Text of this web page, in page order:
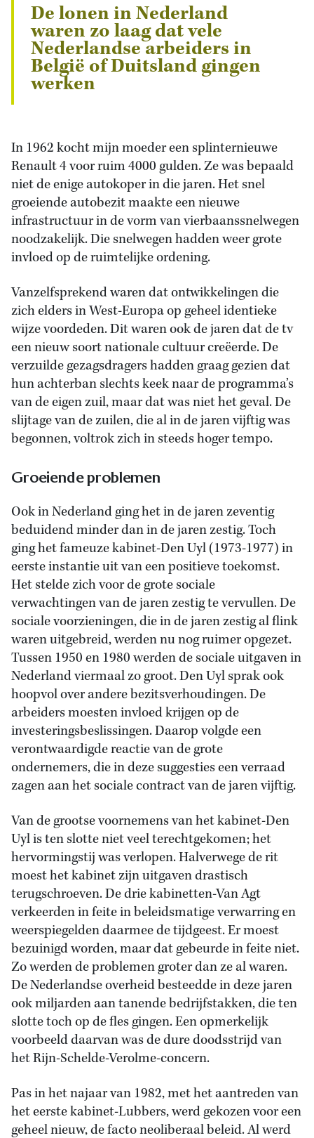
De lonen in Nederland
waren zo laag dat vele
Nederlandse arbeiders in
België of Duitsland gingen
werken
In 1962 kocht mijn moeder een splinternieuwe
Renault 4 voor ruim 4000 gulden. Ze was bepaald
niet de enige autokoper in die jaren. Het snel
groeiende autobezit maakte een nieuwe
infrastructuur in de vorm van vierbaanssnelwegen
noodzakelijk. Die snelwegen hadden weer grote
invloed op de ruimtelijke ordening.
Vanzelfsprekend waren dat ontwikkelingen die
zich elders in West-Europa op geheel identieke
wijze voordeden. Dit waren ook de jaren dat de tv
een nieuw soort nationale cultuur creëerde. De
verzuilde gezagsdragers hadden graag gezien dat
hun achterban slechts keek naar de programma’s
van de eigen zuil, maar dat was niet het geval. De
slijtage van de zuilen, die al in de jaren vijftig was
begonnen, voltrok zich in steeds hoger tempo.
Groeiende problemen
Ook in Nederland ging het in de jaren zeventig
beduidend minder dan in de jaren zestig. Toch
ging het fameuze kabinet-Den Uyl (1973-1977) in
eerste instantie uit van een positieve toekomst.
Het stelde zich voor de grote sociale
verwachtingen van de jaren zestig te vervullen. De
sociale voorzieningen, die in de jaren zestig al flink
waren uitgebreid, werden nu nog ruimer opgezet.
Tussen 1950 en 1980 werden de sociale uitgaven in
Nederland viermaal zo groot. Den Uyl sprak ook
hoopvol over andere bezitsverhoudingen. De
arbeiders moesten invloed krijgen op de
investeringsbeslissingen. Daarop volgde een
verontwaardigde reactie van de grote
ondernemers, die in deze suggesties een verraad
zagen aan het sociale contract van de jaren vijftig.
Van de grootse voornemens van het kabinet-Den
Uyl is ten slotte niet veel terechtgekomen; het
hervormingstij was verlopen. Halverwege de rit
moest het kabinet zijn uitgaven drastisch
terugschroeven. De drie kabinetten-Van Agt
verkeerden in feite in beleidsmatige verwarring en
weerspiegelden daarmee de tijdgeest. Er moest
bezuinigd worden, maar dat gebeurde in feite niet.
Zo werden de problemen groter dan ze al waren.
De Nederlandse overheid besteedde in deze jaren
ook miljarden aan tanende bedrijfstakken, die ten
slotte toch op de fles gingen. Een opmerkelijk
voorbeeld daarvan was de dure doodsstrijd van
het Rijn-Schelde-Verolme-concern.
Pas in het najaar van 1982, met het aantreden van
het eerste kabinet-Lubbers, werd gekozen voor een
geheel nieuw, de facto neoliberaal beleid. Al werd